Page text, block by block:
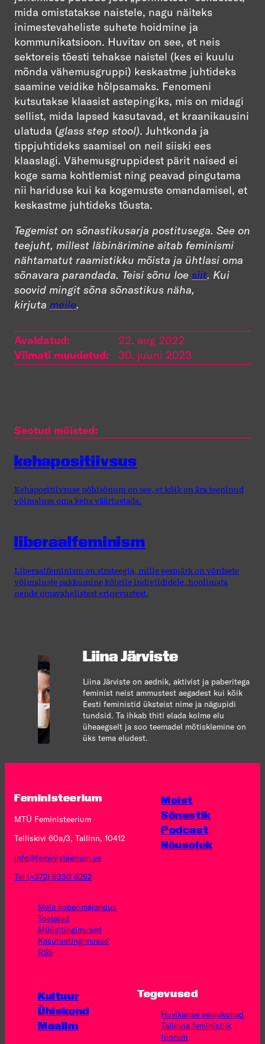
mida omistatakse naistele, nagu näiteks
inimestevaheliste suhete hoidmine ja
kommunikatsioon. Huvitav on see, et neis
sektoreis tõesti tehakse naistel (kes ei kuulu
mõnda vähemusgruppi) keskastme juhtideks
saamine veidike hõlpsamaks. Fenomeni
kutsutakse klaasist astepingiks, mis on midagi
sellist, mida lapsed kasutavad, et kraanikausini
ulatuda (glass step stool). Juhtkonda ja
tippjuhtideks saamisel on neil siiski ees
klaaslagi. Vähemusgruppidest pärit naised ei
koge sama kohtlemist ning peavad pingutama
nii hariduse kui ka kogemuste omandamisel, et
keskastme juhtideks tõusta.
Tegemist on sõnastikusarja postitusega. See on
teejuht, millest läbinärimine aitab feminismi
nähtamatut raamistikku mõista ja ühtlasi oma
sõnavara parandada. Teisi sõnu loe siit. Kui
soovid mingit sõna sõnastikus näha,
kirjuta meile.
Avaldatud:
22. aug 2022
Viimati muudetud:
30. juuni 2023
Seotud mõisted:
kehapositiivsus
Kehapositiivsuse põhisõnum on see, et kõik on ära teeninud
võimaluse oma keha väärtustada.
liberaalfeminism
Liberaalfeminism on strateegia, mille eesmärk on võrdsete
võimaluste pakkumine kõigile indiviididele, hoolimata
nende omavahelistest erinevustest.
Liina Järviste
Liina Järviste on aednik, aktivist ja paberitega
feminist neist ammustest aegadest kui kõik
Eesti feministid üksteist nime ja nägupidi
tundsid. Ta ihkab thiti elada kolme elu
üheaegselt ja soo teemadel mõtisklemine on
üks tema eludest.
Feministeerium
MTÜ Feministeerium
Telliskivi 60a/3, Tallinn, 10412
info@feministeerium.ee
Tel (+372) 5330 8262
Meie paberimajandus
Toetajad
Müügitingimused
Kasutus­tingimused
RSS
Meist
Sõnastik
Podcast
Nõusolek
Kultuur
Ühiskond
Maailm
Tegevused
Huvikaitse seisukohad
Tallinna feministlik
foorum